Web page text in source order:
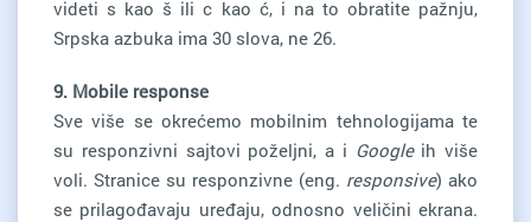
videti s kao š ili c kao ć, i na to obratite pažnju,
Srpska azbuka ima 30 slova, ne 26.
9. Mobile response
Sve više se okrećemo mobilnim tehnologijama te
su responzivni sajtovi poželjni, a i Googleih više
voli. Stranice su responzivne (eng. responsive) ako
se prilagođavaju uređaju, odnosno veličini ekrana.